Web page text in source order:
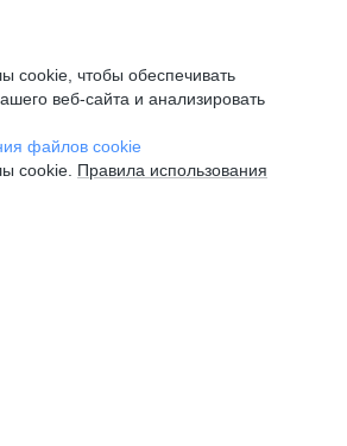
cookie, чтобы обеспечивать
веб-сайта и анализировать
файлов cookie
cookie. Правила использования